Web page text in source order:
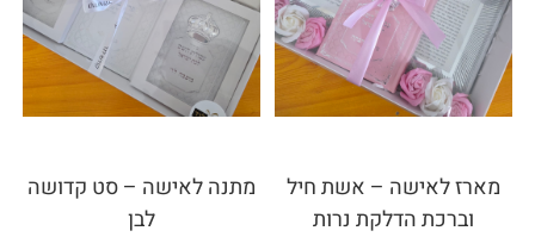
מארז לאישה – אשת חיל
וברכת הדלקת נרות
מתנה לאישה – סט קדושה
לבן